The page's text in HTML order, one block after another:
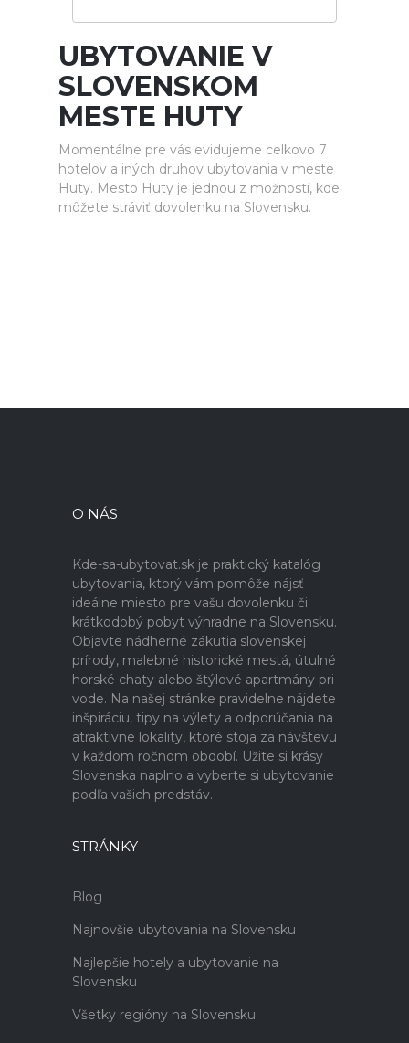
UBYTOVANIE V
SLOVENSKOM
MESTE HUTY
Momentálne pre vás evidujeme celkovo 7
hotelov a iných druhov ubytovania v meste
Huty. Mesto Huty je jednou z možností, kde
môžete stráviť dovolenku na Slovensku.
O NÁS
Kde-sa-ubytovat.sk je praktický katalóg
ubytovania, ktorý vám pomôže nájsť
ideálne miesto pre vašu dovolenku či
krátkodobý pobyt výhradne na Slovensku.
Objavte nádherné zákutia slovenskej
prírody, malebné historické mestá, útulné
horské chaty alebo štýlové apartmány pri
vode. Na našej stránke pravidelne nájdete
inšpiráciu, tipy na výlety a odporúčania na
atraktívne lokality, ktoré stoja za návštevu
v každom ročnom období. Užite si krásy
Slovenska naplno a vyberte si ubytovanie
podľa vašich predstáv.
STRÁNKY
Blog
Najnovšie ubytovania na Slovensku
Najlepšie hotely a ubytovanie na
Slovensku
Všetky regióny na Slovensku